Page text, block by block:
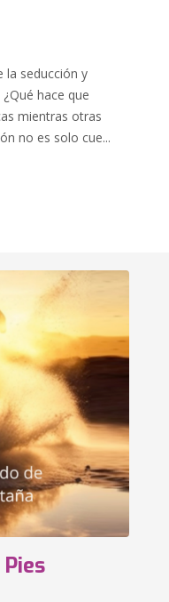
la seducción y
hace que
mientras otras
no es solo cue...